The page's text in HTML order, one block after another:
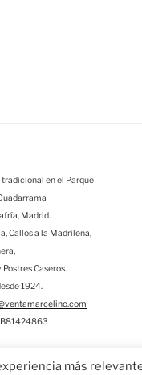
en el Parque
Madrid.
Callos a la Madrileña,
Caseros.
1924.
B81424863
más